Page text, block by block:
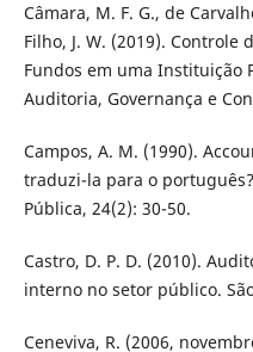
Câmara, M. F. G., de
Filho, J. W. (2019). Controle
Fundos em uma Instituição
Auditoria, Governança e
Campos, A. M. (1990).
traduzi-la para o
Pública, 24(2): 30-50.
Castro, D. P. D. (2010).
interno no setor público.
Ceneviva, R. (2006,